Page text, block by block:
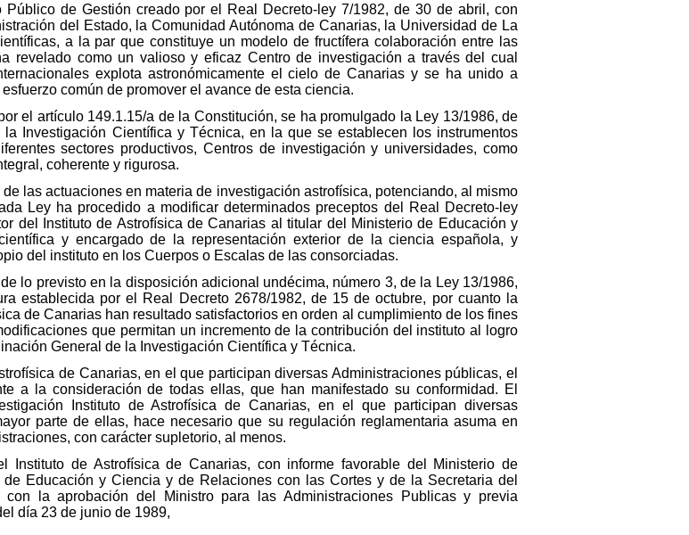
de Gestión creado por el Real Decreto-ley 7/1982, de 30 de abril, con
del Estado, la Comunidad Autónoma de Canarias, la Universidad de La
a la par que constituye un modelo de fructífera colaboración entre las
revelado como un valioso y eficaz Centro de investigación a través del cual
explota astronómicamente el cielo de Canarias y se ha unido a
común de promover el avance de esta ciencia.
el artículo 149.1.15/a de la Constitución, se ha promulgado la Ley 13/1986, de
Investigación Científica y Técnica, en la que se establecen los instrumentos
sectores productivos, Centros de investigación y universidades, como
coherente y rigurosa.
las actuaciones en materia de investigación astrofísica, potenciando, al mismo
Ley ha procedido a modificar determinados preceptos del Real Decreto-ley
del Instituto de Astrofísica de Canarias al titular del Ministerio de Educación y
y encargado de la representación exterior de la ciencia española, y
del instituto en los Cuerpos o Escalas de las consorciadas.
lo previsto en la disposición adicional undécima, número 3, de la Ley 13/1986,
establecida por el Real Decreto 2678/1982, de 15 de octubre, por cuanto la
de Canarias han resultado satisfactorios en orden al cumplimiento de los fines
que permitan un incremento de la contribución del instituto al logro
General de la Investigación Científica y Técnica.
de Canarias, en el que participan diversas Administraciones públicas, el
a la consideración de todas ellas, que han manifestado su conformidad. El
Instituto de Astrofísica de Canarias, en el que participan diversas
parte de ellas, hace necesario que su regulación reglamentaria asuma en
con carácter supletorio, al menos.
de Astrofísica de Canarias, con informe favorable del Ministerio de
Educación y Ciencia y de Relaciones con las Cortes y de la Secretaria del
la aprobación del Ministro para las Administraciones Publicas y previa
día 23 de junio de 1989,